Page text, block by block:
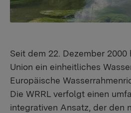
Seit dem 22. Dezember
Union ein einheitliches
Europäische
Die WRRL verfolgt einen
integrativen Ansatz, der den